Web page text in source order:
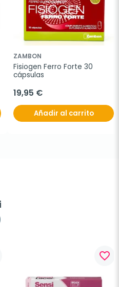
ZAMBON
Fisiogen Ferro Forte 30
cápsulas
19,95 €
Añadir al carrito
favorite_border